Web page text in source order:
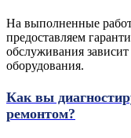
На выполненные
предоставляем
обслуживания
оборудования.
Как вы
ремонтом?